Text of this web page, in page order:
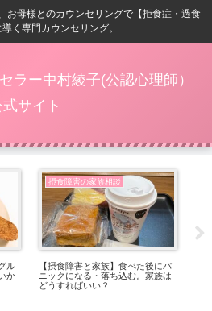
お母様とのカウンセリングで【拒食症・過食
く専門カウンセリング。
ラー中村綾子(公認心理師）
サイト
ル
か
摂食障害の家族相談
【摂食障害と家族】食べた後にパ
ニックになる・落ち込む。家族は
どうすればいい？